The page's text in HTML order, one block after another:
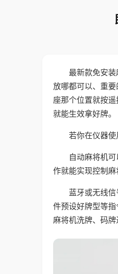
最新款免安
放哪都可以、重
座那个位置就按
就能生效拿好牌。
若你在仪器
自动麻将机
作就能实现控制麻
蓝牙或无线
件预设好牌型等
麻将机洗牌、码牌